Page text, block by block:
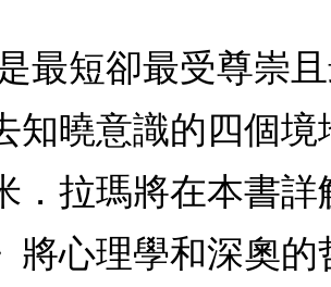
最短卻最受尊崇
知曉意識的四個
．拉瑪將在本書
將心理學和深奧